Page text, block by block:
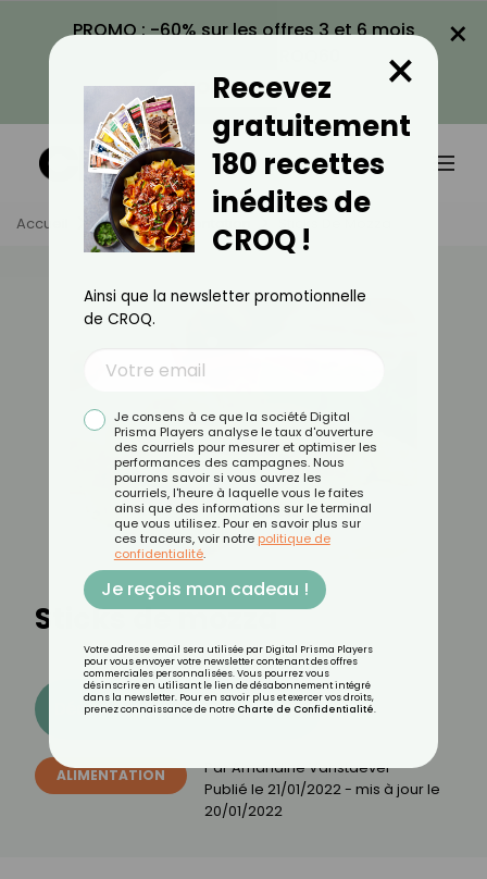
PROMO : -60% sur les offres 3 et 6 mois
VOIR LA PROMO
×
Accueil Actus Alimentation Sticks De Mozza
Sticks de mozza
Découvrez les 11 menus CROQ
ALIMENTATION ParAmandine Vanstaevel
Publié le 21/01/2022- mis à jour le
20/01/2022
Recevez
gratuitement
180 recettes
inédites de
CROQ !
×
Ainsi que la newsletter promotionnelle
de CROQ.
Je consens à ce que la société Digital
Prisma Players analyse le taux d'ouverture
des courriels pour mesurer et optimiser les
performances des campagnes. Nous
pourrons savoir si vous ouvrez les
courriels, l'heure à laquelle vous le faites
ainsi que des informations sur le terminal
que vous utilisez. Pour en savoir plus sur
ces traceurs, voir notre politique de
confidentialité.
Je reçois mon cadeau !
Votre adresse email sera utilisée par Digital Prisma Players
pour vous envoyer votre newsletter contenant des offres
commerciales personnalisées. Vous pourrez vous
désinscrire en utilisant le lien de désabonnement intégré
dans la newsletter. Pour en savoir plus et exercer vos droits,
prenez connaissance de notre Charte de Confidentialité.